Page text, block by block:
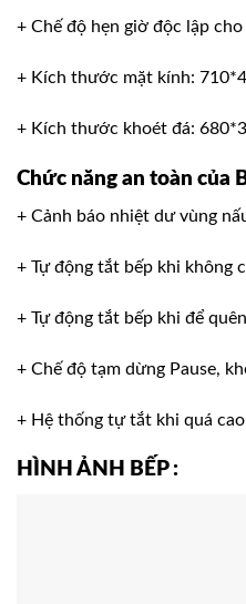
+ Chế độ hẹn giờ độc lập
+ Kích thước mặt kính:
+ Kích thước khoét đá:
Chức năng an toàn của
+ Cảnh báo nhiệt dư vùng
+ Tự động tắt bếp khi không
+ Tự động tắt bếp khi để quên
+ Chế độ tạm dừng Pause,
+ Hệ thống tự tắt khi quá cao
HÌNH ẢNH BẾP: